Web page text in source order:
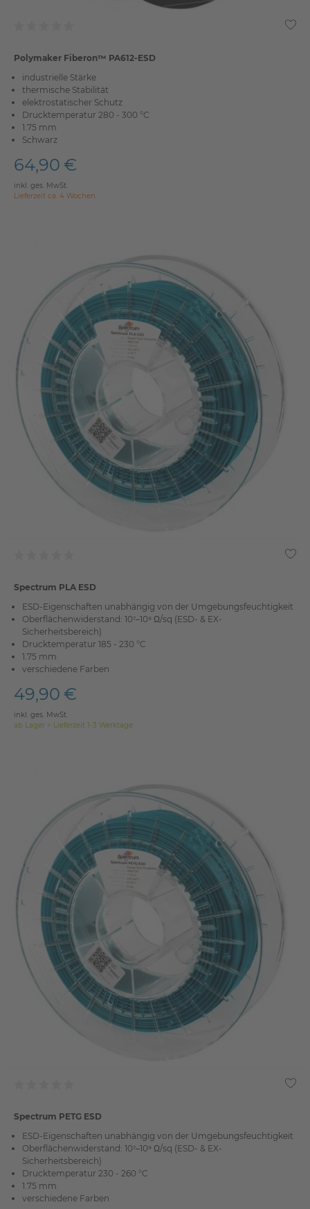
Polymaker Fiberon™ PA612-ESD
industrielle Stärke
thermische Stabilität
elektrostatischer Schutz
Drucktemperatur 280 - 300 °C
1.75 mm
Schwarz
64,90 €
inkl. ges. MwSt.
Lieferzeit ca. 4 Wochen
Spectrum PLA ESD
ESD-Eigenschaften unabhängig von der Umgebungsfeuchtigkeit
Oberflächenwiderstand: 10⁷–10⁹ Ω/sq (ESD- & EX-
Sicherheitsbereich)
Drucktemperatur 185 - 230 °C
1.75 mm
verschiedene Farben
49,90 €
inkl. ges. MwSt.
ab Lager > Lieferzeit 1-3 Werktage
Spectrum PETG ESD
ESD-Eigenschaften unabhängig von der Umgebungsfeuchtigkeit
Oberflächenwiderstand: 10⁷–10⁹ Ω/sq (ESD- & EX-
Sicherheitsbereich)
Drucktemperatur 230 - 260 °C
1.75 mm
verschiedene Farben